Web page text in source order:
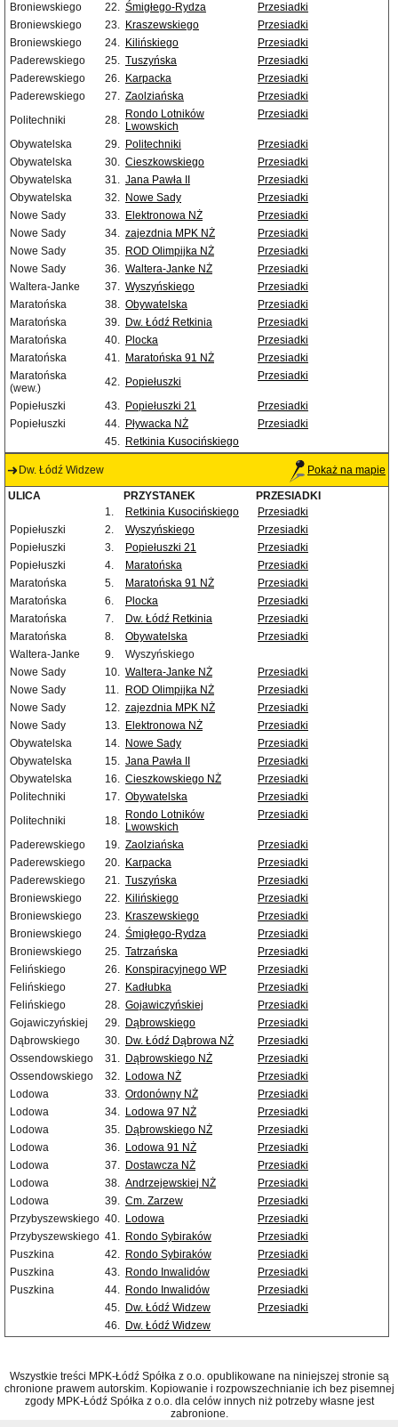
Broniewskiego
22. Śmigłego-Rydza
Przesiadki
Broniewskiego
23. Kraszewskiego
Przesiadki
Broniewskiego
24. Kilińskiego
Przesiadki
Paderewskiego
25. Tuszyńska
Przesiadki
Paderewskiego
26. Karpacka
Przesiadki
Paderewskiego
27. Zaolziańska
Przesiadki
Politechniki
28. Rondo Lotników
Lwowskich
Przesiadki
Obywatelska 29. Politechniki
Przesiadki
Obywatelska
30. Cieszkowskiego
Przesiadki
Obywatelska
31. Jana Pawła II
Przesiadki
Obywatelska
32. Nowe Sady
Przesiadki
Nowe Sady
33. Elektronowa NŻ
Przesiadki
Nowe Sady
34. zajezdnia MPK NŻ
Przesiadki
Nowe Sady
35. ROD Olimpijka NŻ
Przesiadki
Nowe Sady
36. Waltera-Janke NŻ
Przesiadki
Waltera-Janke
37. Wyszyńskiego
Przesiadki
Maratońska
38. Obywatelska
Przesiadki
Maratońska
39. Dw. Łódź Retkinia
Przesiadki
Maratońska
40. Plocka
Przesiadki
Maratońska
41. Maratońska 91 NŻ
Przesiadki
Maratońska
(wew.)
42. Popiełuszki Przesiadki
Popiełuszki 43. Popiełuszki 21
Przesiadki
Popiełuszki
44. Pływacka NŻ
Przesiadki
45. Retkinia Kusocińskiego
Dw. Łódź Widzew Pokaż na mapie
ULICA PRZYSTANEK
PRZESIADKI
1.
Retkinia Kusocińskiego
Przesiadki
Popiełuszki
2. Wyszyńskiego
Przesiadki
Popiełuszki
3. Popiełuszki 21
Przesiadki
Popiełuszki
4. Maratońska
Przesiadki
Maratońska
5. Maratońska 91 NŻ
Przesiadki
Maratońska
6. Plocka
Przesiadki
Maratońska
7. Dw. Łódź Retkinia
Przesiadki
Maratońska
8. Obywatelska
Przesiadki
Waltera-Janke
9.
Wyszyńskiego
Nowe Sady
10. Waltera-Janke NŻ
Przesiadki
Nowe Sady
11. ROD Olimpijka NŻ
Przesiadki
Nowe Sady
12. zajezdnia MPK NŻ
Przesiadki
Nowe Sady
13. Elektronowa NŻ
Przesiadki
Obywatelska
14. Nowe Sady
Przesiadki
Obywatelska
15. Jana Pawła II
Przesiadki
Obywatelska
16. Cieszkowskiego NŻ
Przesiadki
Politechniki
17. Obywatelska
Przesiadki
Politechniki
18. Rondo Lotników
Lwowskich
Przesiadki
Paderewskiego 19. Zaolziańska
Przesiadki
Paderewskiego
20. Karpacka
Przesiadki
Paderewskiego
21. Tuszyńska
Przesiadki
Broniewskiego
22. Kilińskiego
Przesiadki
Broniewskiego
23. Kraszewskiego
Przesiadki
Broniewskiego
24. Śmigłego-Rydza
Przesiadki
Broniewskiego
25. Tatrzańska
Przesiadki
Felińskiego
26. Konspiracyjnego WP
Przesiadki
Felińskiego
27. Kadłubka
Przesiadki
Felińskiego
28. Gojawiczyńskiej
Przesiadki
Gojawiczyńskiej
29. Dąbrowskiego
Przesiadki
Dąbrowskiego
30. Dw. Łódź Dąbrowa NŻ
Przesiadki
Ossendowskiego
31. Dąbrowskiego NŻ
Przesiadki
Ossendowskiego
32. Lodowa NŻ
Przesiadki
Lodowa
33. Ordonówny NŻ
Przesiadki
Lodowa
34. Lodowa 97 NŻ
Przesiadki
Lodowa
35. Dąbrowskiego NŻ
Przesiadki
Lodowa
36. Lodowa 91 NŻ
Przesiadki
Lodowa
37. Dostawcza NŻ
Przesiadki
Lodowa
38. Andrzejewskiej NŻ
Przesiadki
Lodowa
39. Cm. Zarzew
Przesiadki
Przybyszewskiego 40. Lodowa
Przesiadki
Przybyszewskiego 41. Rondo Sybiraków
Przesiadki
Puszkina
42. Rondo Sybiraków
Przesiadki
Puszkina
43. Rondo Inwalidów
Przesiadki
Puszkina
44. Rondo Inwalidów
Przesiadki
45. Dw. Łódź Widzew
Przesiadki
46. Dw. Łódź Widzew
Wszystkie treści MPK-Łódź Spółka z o.o. opublikowane na niniejszej stronie są
chronione prawem autorskim. Kopiowanie i rozpowszechnianie ich bez pisemnej
zgody MPK-Łódź Spółka z o.o. dla celów innych niż potrzeby własne jest
zabronione.